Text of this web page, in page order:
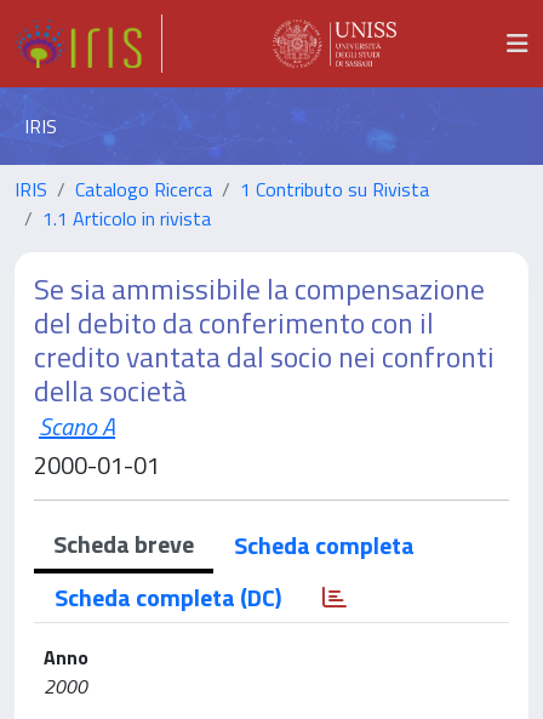
IRIS
IRIS Catalogo Ricerca
1 Contributo su Rivista
1.1 Articolo in rivista
Se sia ammissibile la compensazione
del debito da conferimento con il
credito vantata dal socio nei confronti
della società
Scano A
2000-01-01
Scheda breve
Scheda completa
Scheda completa (DC)
Anno
2000